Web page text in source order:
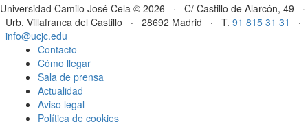
Universidad Camilo José Cela © 2026 · C/ Castillo de Alarcón, 49 ·
Urb. Villafranca del Castillo · 28692 Madrid · T. 91 815 31 31
·
info@ucjc.edu
Contacto
Cómo llegar
Sala de prensa
Actualidad
Aviso legal
Política de cookies